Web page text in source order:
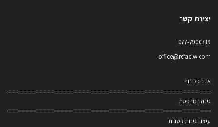
יצירת קשר
077-7900719
office@refaelw.com
אדריכל נוף
גינה במרפסת
עיצוב גינות קטנות